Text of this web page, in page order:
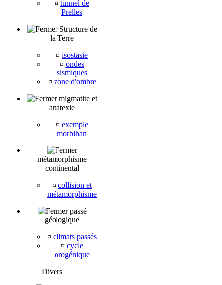
¤ tunnel de
Prelles
Structure de
la Terre
¤ isostasie
¤ ondes
sismiques
¤ zone d'ombre
migmatite et
anatexie
¤ exemple
morbihan
métamorphisme
continental
¤ collision et
métamorphisme
passé
géologique
¤ climats passés
¤ cycle
orogénique
Divers